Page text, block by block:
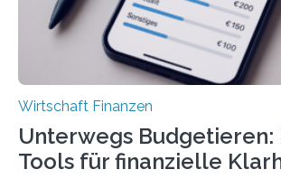
Wirtschaft Finanzen
Unterwegs Budgetieren:
Tools für finanzielle